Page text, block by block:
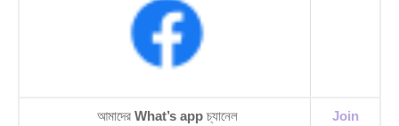
আমাদের What’s app চ্যানেল
Join